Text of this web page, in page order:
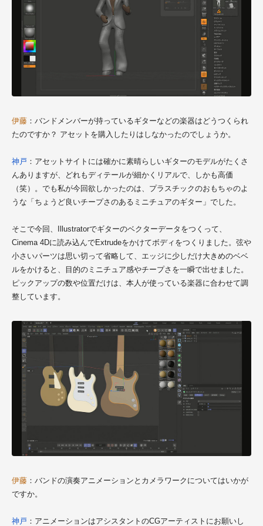
伊藤 ：バンドメンバーが持っているギターなどの楽器はどうつくられ
たのですか？ アセットを購入したりはしなかったのでしょうか。
神戸 ：アセットサイトには確かに素晴らしいギターのモデルがたくさ
んありますが、どれもディテールが細かくリアルで、しかも高価
（笑）。でも私が今回欲しかったのは、プラスチックのおもちゃのよ
うな「ちょうど良いチープさのあるミニチュアのギター」でした。
そこで今回、Illustratorでギターのベクターデータをつくって、
Cinema 4Dに読み込んでExtrudeをかけてボディをつくりました。弦や
小さいパーツは思い切って省略して、エッジに少しだけ大きめのベベ
ルをかけると、目的のミニチュア感やチープさを一瞬で出せました。
ピックアップの数や位置だけは、本人が使っている楽器に合わせて調
整しています。
伊藤 ：バンドの演奏アニメーションとカメラワークについてはいかが
ですか。
神戸 ：アニメーションはアシスタントのCGアーティストにお願いし